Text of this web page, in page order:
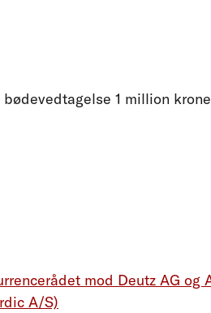
1 million
mod Deutz AG og
A/S)